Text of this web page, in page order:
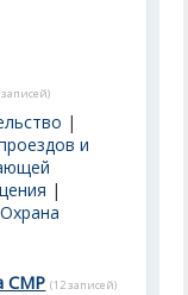
записей)
|
и
|
Охрана
СМР (12 записей)